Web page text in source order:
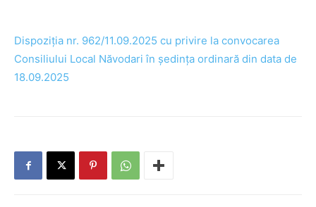
Dispoziția nr. 962/11.09.2025 cu privire la convocarea
Consiliului Local Năvodari în ședința ordinară din data de
18.09.2025